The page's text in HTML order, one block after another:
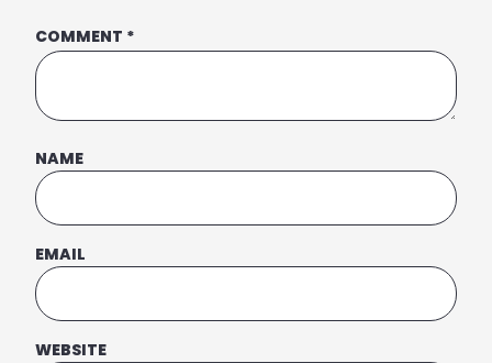
COMMENT *
NAME
EMAIL
WEBSITE